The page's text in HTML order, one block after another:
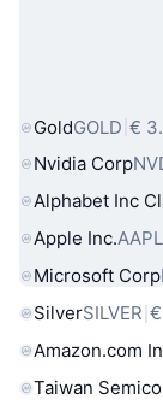
GoldGOLD €
Nvidia Corp
Alphabet Inc
Apple Inc.AAPL
Microsoft Corp
SilverSILVER
Amazon.com
Taiwan